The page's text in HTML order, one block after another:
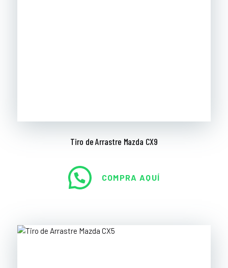
Tiro de Arrastre Mazda CX9
COMPRA AQUÍ